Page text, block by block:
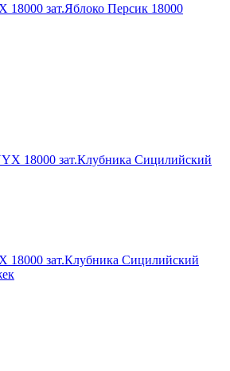
зат.Яблоко Персик 18000
зат.Клубника Сицилийский